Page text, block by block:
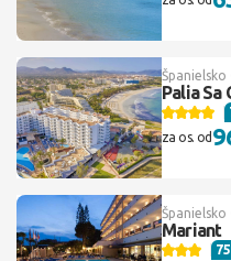
Španielsko
Palia Sa
za os. od
Španielsko
Mariant